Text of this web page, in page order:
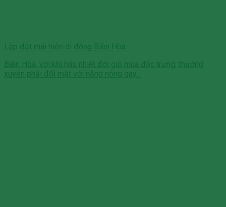
Lắp đặt mái hiên di động Biên Hòa
Biên Hòa, với khí hậu nhiệt đới gió mùa đặc trưng, thường
xuyên phải đối mặt với nắng nóng gay...